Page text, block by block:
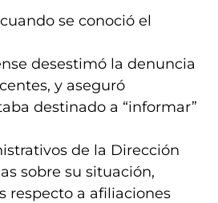
se conoció el
desestimó la denuncia
y aseguró
destinado a “informar”
de la Dirección
sobre su situación,
respecto a afiliaciones